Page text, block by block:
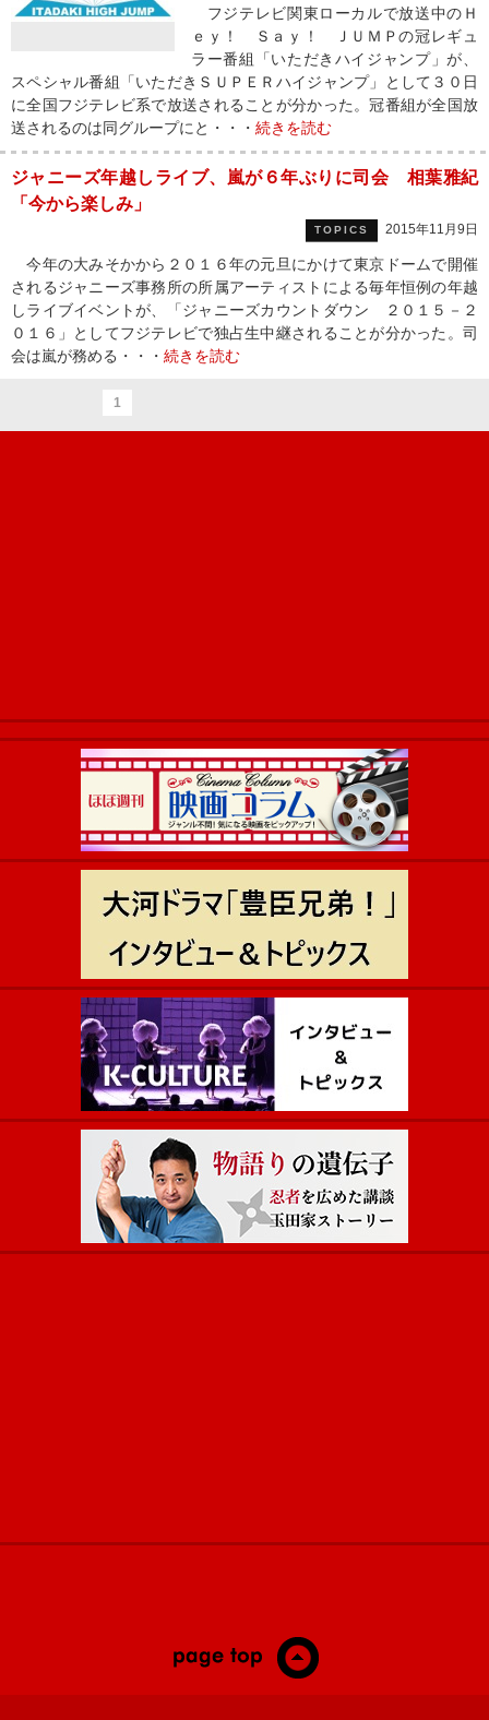
フジテレビ関東ローカルで放送中のＨ
ｅｙ！ Ｓａｙ！ ＪＵＭＰの冠レギュ
ラー番組「いただきハイジャンプ」が、
スペシャル番組「いただきＳＵＰＥＲハイジャンプ」として３０日
に全国フジテレビ系で放送されることが分かった。冠番組が全国放
送されるのは同グループにと・・・ 続きを読む
ジャニーズ年越しライブ、嵐が６年ぶりに司会 相葉雅紀
「今から楽しみ」
TOPICS 2015年11月9日
今年の大みそかから２０１６年の元旦にかけて東京ドームで開催
されるジャニーズ事務所の所属アーティストによる毎年恒例の年越
しライブイベントが、「ジャニーズカウントダウン ２０１５－２
０１６」としてフジテレビで独占生中継されることが分かった。司
会は嵐が務める・・・ 続きを読む
1